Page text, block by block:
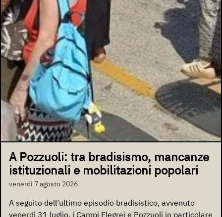
A Pozzuoli: tra bradisismo, mancanze
istituzionali e mobilitazioni popolari
venerdì 7 agosto 2026
A seguito dell’ultimo episodio bradisistico, avvenuto
venerdì 31 luglio, i Campi Flegrei e Pozzuoli in particolare